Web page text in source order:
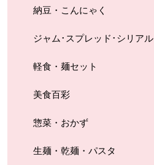
納豆・こんにゃく
ジャム･スプレッド･シリアル
軽食・麺セット
美食百彩
惣菜・おかず
生麺・乾麺・パスタ